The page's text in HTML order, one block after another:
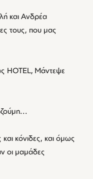
και Ανδρέα
τους, που μας
ΗΟΤEL, Μάντεψε
κόνιδες, και όμως
οι μαμάδες